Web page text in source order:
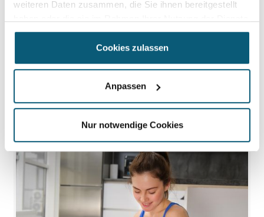
weiteren Daten zusammen, die Sie ihnen bereitgestellt
gesammelt haben.
Cookies zulassen
Anpassen
Nur notwendige Cookies
Rauchstopp und neue Lungenkrebs-
Früherkennung ab 2026
Erkrankungen wie Lungenkrebs und Herz-Kreislauf-
Leiden und wird seit April 2026 durch eine